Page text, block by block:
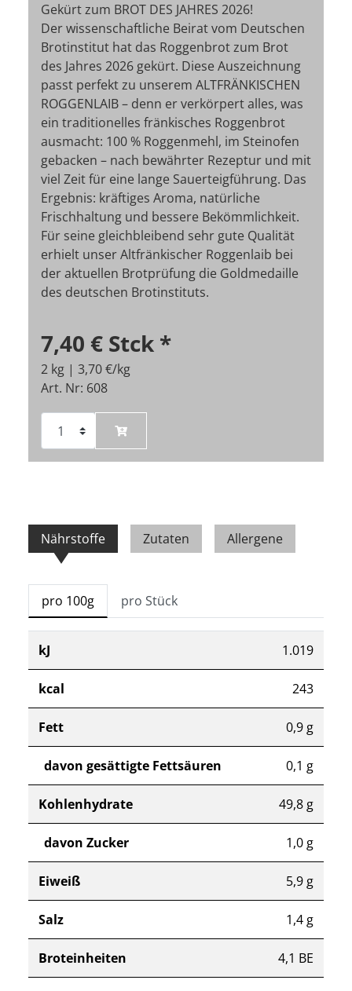
Gekürt zum BROT DES JAHRES 2026!
Der wissenschaftliche Beirat vom Deutschen
Brotinstitut hat das Roggenbrot zum Brot
des Jahres 2026 gekürt. Diese Auszeichnung
passt perfekt zu unserem ALTFRÄNKISCHEN
ROGGENLAIB – denn er verkörpert alles, was
ein traditionelles fränkisches Roggenbrot
ausmacht: 100 % Roggenmehl, im Steinofen
gebacken – nach bewährter Rezeptur und mit
viel Zeit für eine lange Sauerteigführung. Das
Ergebnis: kräftiges Aroma, natürliche
Frischhaltung und bessere Bekömmlichkeit.
Für seine gleichbleibend sehr gute Qualität
erhielt unser Altfränkischer Roggenlaib bei
der aktuellen Brotprüfung die Goldmedaille
des deutschen Brotinstituts.
7,40 € Stck *
2 kg | 3,70 €/kg
Art. Nr: 608
Nährstoffe Zutaten Allergene
pro 100g pro Stück
kJ 1.019
kcal 243
Fett 0,9 g
davon gesättigte Fettsäuren 0,1 g
Kohlenhydrate 49,8 g
davon Zucker 1,0 g
Eiweiß 5,9 g
Salz 1,4 g
Broteinheiten 4,1 BE